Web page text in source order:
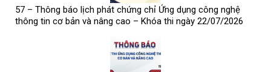
57 – Thông báo lịch phát chứng chỉ Ứng dụng công nghệ
thông tin cơ bản và nâng cao – Khóa thi ngày 22/07/2026